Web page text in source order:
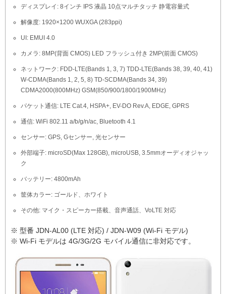
ディスプレイ: 8インチ IPS 液晶 10点マルチタッチ 静電容量式
解像度: 1920×1200 WUXGA (283ppi)
UI: EMUI 4.0
カメラ: 8MP(背面 CMOS) LED フラッシュ付き 2MP(前面 CMOS)
ネットワーク: FDD-LTE(Bands 1, 3, 7) TDD-LTE(Bands 38, 39, 40, 41)
W-CDMA(Bands 1, 2, 5, 8) TD-SCDMA(Bands 34, 39)
CDMA2000(800MHz) GSM(850/900/1800/1900MHz)
パケット通信: LTE Cat.4, HSPA+, EV-DO Rev.A, EDGE, GPRS
通信: WiFi 802.11 a/b/g/n/ac, Bluetooth 4.1
センサー: GPS, Gセンサー, 光センサー
外部端子: microSD(Max 128GB), microUSB, 3.5mmオーディオジャッ
ク
バッテリー: 4800mAh
筐体カラー: ゴールド、ホワイト
その他: マイク・スピーカー搭載、音声通話、VoLTE 対応
※ 型番 JDN-AL00 (LTE 対応) / JDN-W09 (Wi-Fi モデル)
※ Wi-Fi モデルは 4G/3G/2G モバイル通信に非対応です。